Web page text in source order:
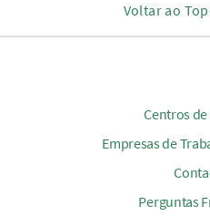
Voltar ao
Centros
Empresas de
Perguntas